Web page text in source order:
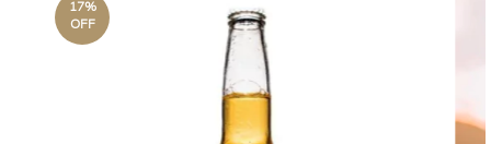
17%
OFF